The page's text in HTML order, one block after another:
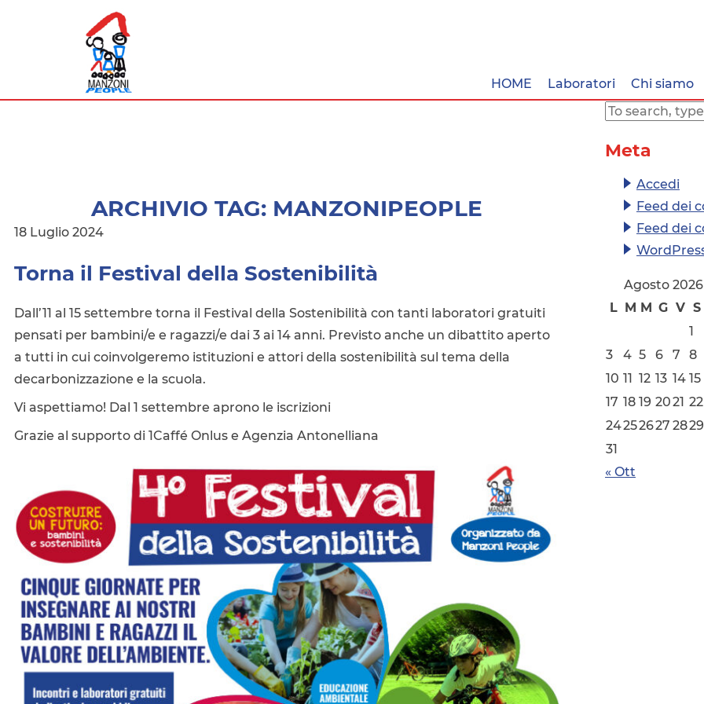
HOME Laboratori Chi siamo
ARCHIVIO TAG: MANZONIPEOPLE
18 Luglio 2024
Torna il Festival della Sostenibilità
Dall’11 al 15 settembre torna il Festival della Sostenibilità con tanti laboratori gratuiti
pensati per bambini/e e ragazzi/e dai 3 ai 14 anni. Previsto anche un dibattito aperto
a tutti in cui coinvolgeremo istituzioni e attori della sostenibilità sul tema della
decarbonizzazione e la scuola.
Vi aspettiamo! Dal 1 settembre aprono le iscrizioni
Grazie al supporto di 1Caffé Onlus e Agenzia Antonelliana
Meta
Accedi
Feed dei
Feed dei
Agosto 2026
L M M G V S
1
3
4 5 6 7 8
10 11 12 13 14 15
17 18 19 2021 22
24252627 2829
31
« Ott